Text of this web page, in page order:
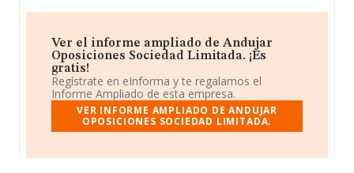
Ver el informe ampliado de Andujar
Oposiciones Sociedad Limitada. ¡Es
gratis!
Regístrate en eInforma y te regalamos el
Informe Ampliado de esta empresa.
VER INFORME AMPLIADO DE ANDUJAR
OPOSICIONES SOCIEDAD LIMITADA.